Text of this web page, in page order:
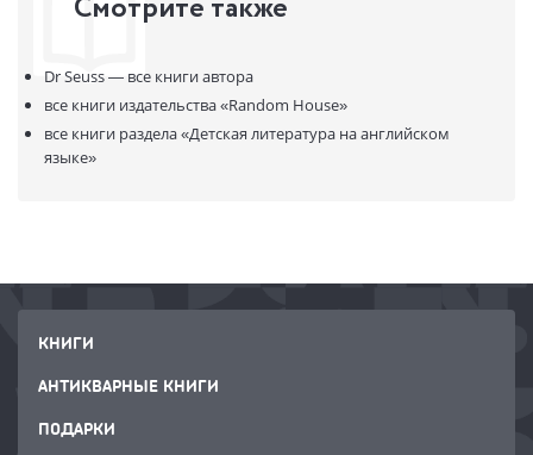
combined include all ten Beginner Books by Dr. Seuss!
Смотрите также
Dr Seuss — все книги автора
все книги издательства«Random House»
все книги раздела«Детская литература на английском
языке»
КНИГИ
АНТИКВАРНЫЕ КНИГИ
ПОДАРКИ